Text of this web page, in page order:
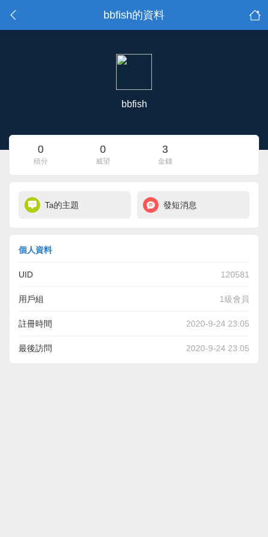
bbfish的資料
bbfish
0
積分
0
威望
3
金錢
Ta的主題 發短消息
個人資料
UID 120581
用戶組 1級會員
註冊時間 2020-9-24 23:05
最後訪問 2020-9-24 23:05